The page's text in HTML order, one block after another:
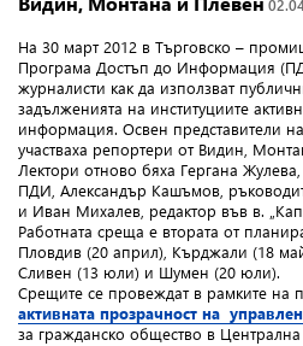
На 30 март 2012 в Търговско –
Програма Достъп до Информация
журналисти как да използват
задълженията на институциите
информация. Освен представители
участваха репортери от Видин,
Лектори отново бяха Гергана
ПДИ, Александър Кашъмов,
и Иван Михалев, редактор във в.
Работната среща е втората от
Пловдив (20 април), Кърджали (18
Сливен (13 юли) и Шумен (20 юли).
Срещите се провеждат в рамките на
активната прозрачност на
за гражданско общество в